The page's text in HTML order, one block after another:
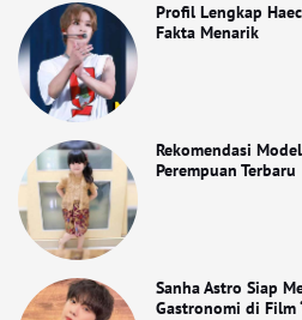
Profil Lengkap
Fakta Menarik
Rekomendasi
Perempuan Terbaru
Sanha Astro Siap
Gastronomi di Film